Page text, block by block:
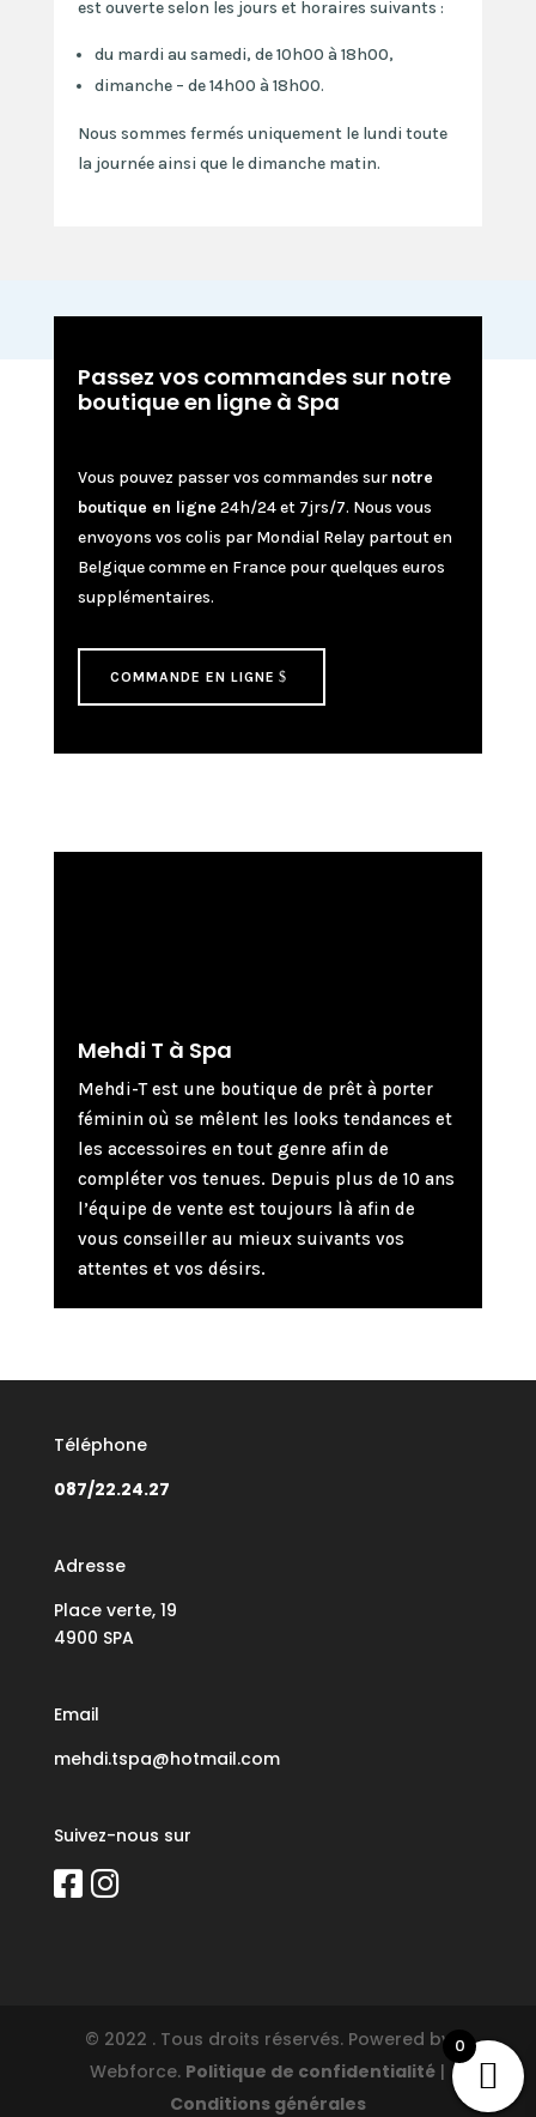
est ouverte selon les jours et horaires suivants :
du mardi au samedi, de 10h00 à 18h00,
dimanche – de 14h00 à 18h00.
Nous sommes fermés uniquement le lundi toute
la journée ainsi que le dimanche matin.
Passez vos commandes sur notre
boutique en ligne à Spa
Vous pouvez passer vos commandes sur notre
boutique en ligne 24h/24 et 7jrs/7. Nous vous
envoyons vos colis par Mondial Relay partout en
Belgique comme en France pour quelques euros
supplémentaires.
COMMANDE EN LIGNE
Mehdi T à Spa
Mehdi-T est une boutique de prêt à porter
féminin où se mêlent les looks tendances et
les accessoires en tout genre afin de
compléter vos tenues. Depuis plus de 10 ans
l’équipe de vente est toujours là afin de
vous conseiller au mieux suivants vos
attentes et vos désirs.
Téléphone
087/22.24.27
Adresse
Place verte, 19
4900 SPA
Email
mehdi.tspa@hotmail.com
Suivez-nous sur
© 2022 . Tous droits réservés. Powered by
Webforce. Politique de confidentialité |
Conditions générales
0